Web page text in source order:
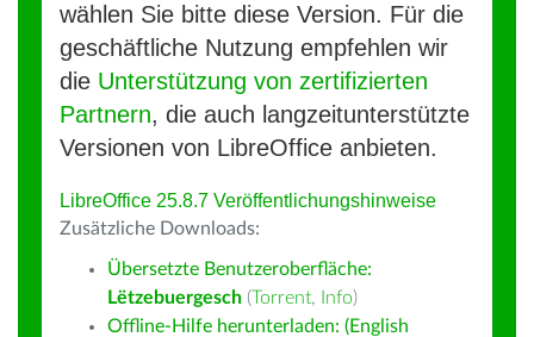
wählen Sie bitte diese Version. Für die
geschäftliche Nutzung empfehlen wir
die Unterstützung von zertifizierten
Partnern, die auch langzeitunterstützte
Versionen von LibreOffice anbieten.
LibreOffice 25.8.7 Veröffentlichungshinweise
Zusätzliche Downloads:
Übersetzte Benutzeroberfläche:
Lëtzebuergesch (Torrent, Info)
Offline-Hilfe herunterladen: (English